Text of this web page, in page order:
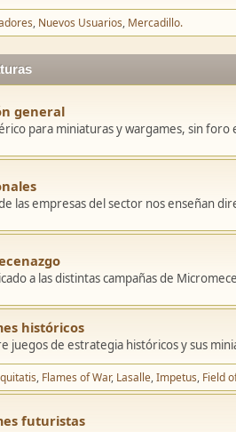
Nuevos Usuarios Mercadillo.
general
para miniaturas y wargames, sin foro
las empresas del sector nos enseñan
a las distintas campañas de
históricos
juegos de estrategia históricos y sus
Flames of War Lasalle Impetus Field
futuristas